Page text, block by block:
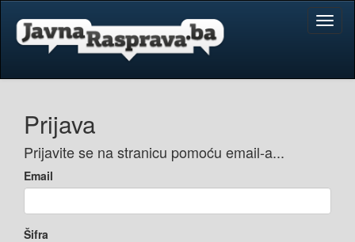
Prijava
Prijavite se na stranicu pomoću email-a...
Email
Šifra